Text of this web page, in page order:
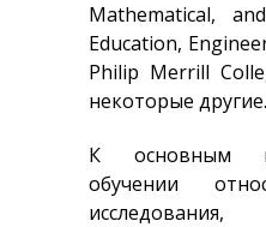
Mathematical,
Education,
Philip Merrill
некоторые другие.
К основным
обучении